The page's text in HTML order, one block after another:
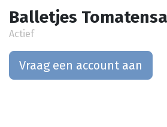
Balletjes
Actief
Vraag een account aan